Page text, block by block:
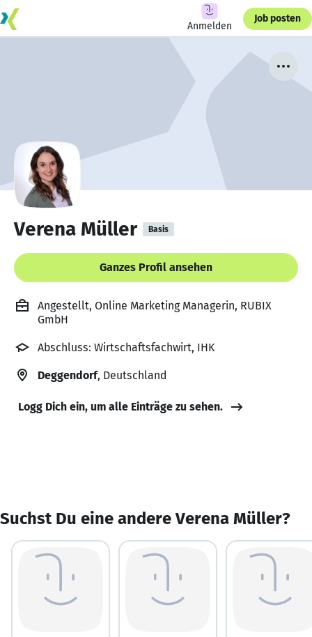
Anmelden
Job posten
Verena Müller Basis
Ganzes Profil ansehen
Angestellt, Online Marketing Managerin, RUBIX
GmbH
Abschluss: Wirtschaftsfachwirt, IHK
Deggendorf, Deutschland
Logg Dich ein, um alle Einträge zu sehen.
Suchst Du eine andere Verena Müller?